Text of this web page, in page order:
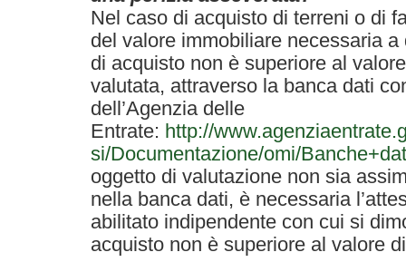
Nel caso di acquisto di terreni o di
del valore immobiliare necessaria
di acquisto non è superiore al
valutata, attraverso la banca dati
dell’Agenzia delle
Entrate: http://
si/Documentazione/omi/
oggetto di valutazione non sia
nella banca dati, è necessaria
abilitato indipendente con cui si
acquisto non è superiore al valore